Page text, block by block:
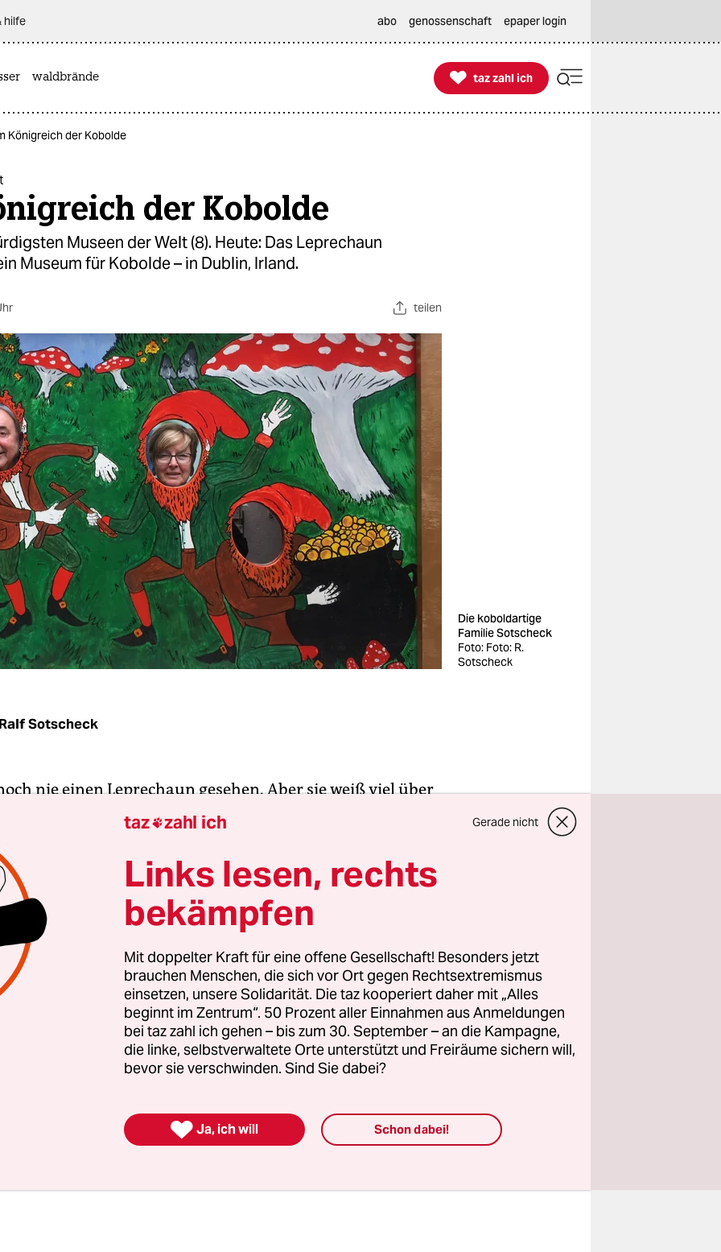
hilfe abo genossenschaft epaper login
waldbrände 
taz zahl ich
taz zahl ich
Königreich der Kobolde
der Kobolde
Museen der Welt (8). Heute: Das Leprechaun
Museum für Kobolde – in Dublin, Irland.
teilen
Die kobold­artige
Familie Sotscheck
Foto: Foto: R.
Sotscheck
Ralf Sotscheck
nie einen Leprechaun gesehen. Aber sie weiß viel über
irischen Kobold. Das muss sie auch, denn sie macht die
Dubliner Leprechaun Museum. Wegen Corona sind die
auf fünf Leute beschränkt, aber die anderen drei
es sich offenbar anders überlegt, so dass meine Frau Áine
Genuss einer privaten Führung kommen.
Zeug zum Seanchaí, einer Geschichtenerzählerin, sie
Vorträgen ständig die Stimme, so dass man sich wie
fühlt. Ein Seanchaí sorgte in der keltischen
für die Unterhaltung. In keinem anderen Land Europas
so reiche Überlieferung an Märchen und Sagen erhalten
Und die Erzählkunst wird immer noch gepflegt, wie man
allerdings immer weniger unterhaltsam werden.
taz zahl ich Gerade nicht
Links lesen, rechts
bekämpfen
Mit doppelter Kraft für eine offene Gesellschaft! Besonders jetzt
brauchen Menschen, die sich vor Ort gegen Rechtsextremismus
einsetzen, unsere Solidarität. Die taz kooperiert daher mit „Alles
beginnt im Zentrum“. 50 Prozent aller Einnahmen aus Anmeldungen
bei taz zahl ich gehen – bis zum 30. September – an die Kampagne,
die linke, selbstverwaltete Orte unterstützt und Freiräume sichern will,
bevor sie verschwinden. Sind Sie dabei?
 Ja, ich will Schon dabei!